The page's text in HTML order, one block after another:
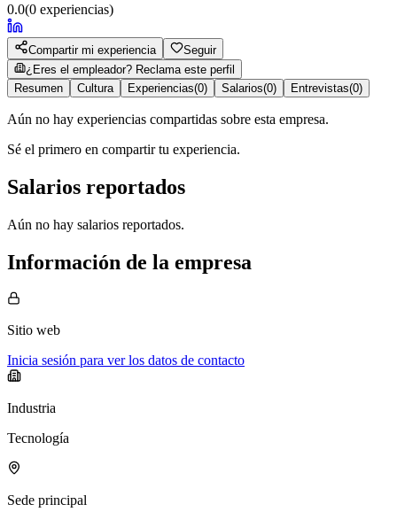
0.0(0 experiencias)
Compartir mi experiencia
Seguir
¿Eres el empleador? Reclama este perfil
Resumen
Cultura Experiencias(0) Salarios(0) Entrevistas(0)
Aún no hay experiencias compartidas sobre esta empresa.
Sé el primero en compartir tu experiencia.
Salarios reportados
Aún no hay salarios reportados.
Información de la empresa
Sitio web
Inicia sesión para ver los datos de contacto
Industria
Tecnología
Sede principal